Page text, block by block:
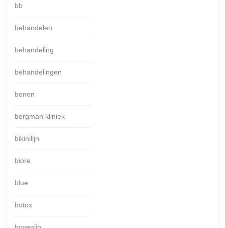
bb
behandelen
behandeling
behandelingen
benen
bergman kliniek
bikinilijn
biore
blue
botox